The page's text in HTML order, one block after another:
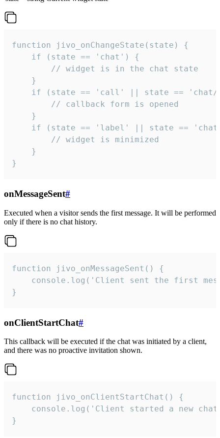
function jivo_onChangeState(state) {
    if (state == 'chat') {
        // widget is in the chat state
    }
if (state == 'call' || state ==
        // callback form is opened
    }
if (state == 'label' || state ==
        // widget is minimized
    }
}
onMessageSent#
Executed when a visitor sends the first message. It will be performed
only if there is no chat history.
function jivo_onMessageSent() {
console.log('Client sent the first
}
onClientStartChat#
This callback will be executed if the chat was initiated by a client,
and there was no proactive invitation shown.
function jivo_onClientStartChat() {
console.log('Client started a new
}